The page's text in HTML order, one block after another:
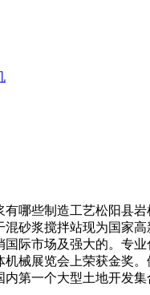
些制造工艺松阳县岩
砂浆搅拌站现为国家
际市场及强大的。专
械展览会上荣获金奖
第一个大型土地开发